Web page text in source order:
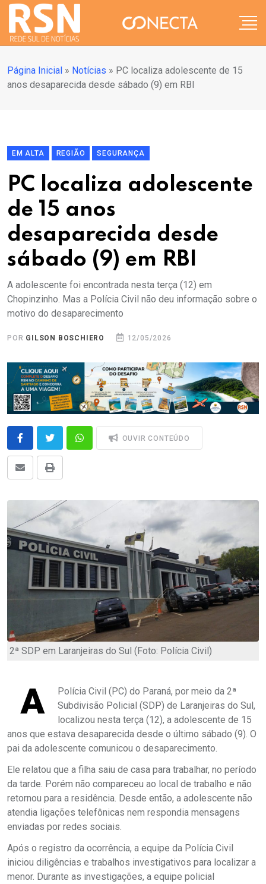
Página Inicial » Notícias » PC localiza adolescente de 15
anos desaparecida desde sábado (9) em RBI
EM ALTA REGIÃO SEGURANÇA
PC localiza adolescente
de 15 anos
desaparecida desde
sábado (9) em RBI
A adolescente foi encontrada nesta terça (12) em
Chopinzinho. Mas a Polícia Civil não deu informação sobre o
motivo do desaparecimento
POR GILSON BOSCHIERO 12/05/2026
OUVIR CONTEÚDO
2ª SDP em Laranjeiras do Sul (Foto: Polícia Civil)
A
Polícia Civil (PC) do Paraná, por meio da 2ª
Subdivisão Policial (SDP) de Laranjeiras do Sul,
localizou nesta terça (12), a adolescente de 15
anos que estava desaparecida desde o último sábado (9). O
pai da adolescente comunicou o desaparecimento.
Ele relatou que a filha saiu de casa para trabalhar, no período
da tarde. Porém não compareceu ao local de trabalho e não
retornou para a residência. Desde então, a adolescente não
atendia ligações telefônicas nem respondia mensagens
enviadas por redes sociais.
Após o registro da ocorrência, a equipe da Polícia Civil
iniciou diligências e trabalhos investigativos para localizar a
menor. Durante as investigações, a equipe policial